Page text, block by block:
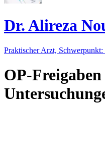
Dr. Alireza
Praktischer Arzt,
OP-